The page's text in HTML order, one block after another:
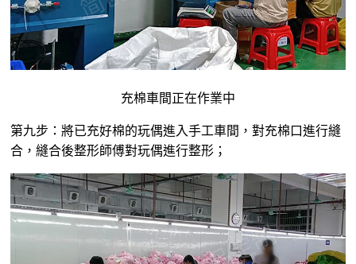
充棉車間正在作業中
第九步：將已充好棉的玩偶進入手工車間，對充棉口進行縫
合，縫合後整形師傅對玩偶進行整形；